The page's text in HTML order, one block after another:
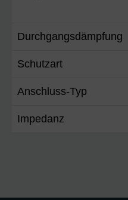
Durchgangsdämpfung
Schutzart
Anschluss-Typ
Impedanz